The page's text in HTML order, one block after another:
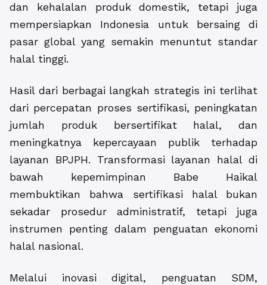
dan kehalalan produk domestik, tetapi juga
mempersiapkan Indonesia untuk bersaing di
pasar global yang semakin menuntut standar
halal tinggi.
Hasil dari berbagai langkah strategis ini terlihat
dari percepatan proses sertifikasi, peningkatan
jumlah produk bersertifikat halal, dan
meningkatnya kepercayaan publik terhadap
layanan BPJPH. Transformasi layanan halal di
bawah kepemimpinan Babe Haikal
membuktikan bahwa sertifikasi halal bukan
sekadar prosedur administratif, tetapi juga
instrumen penting dalam penguatan ekonomi
halal nasional.
Melalui inovasi digital, penguatan SDM,